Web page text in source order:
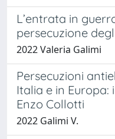
L’entrata in
persecuzione
2022 Valeria Galimi
Persecuzioni
Italia e in Europa:
Enzo Collotti
2022 Galimi V.